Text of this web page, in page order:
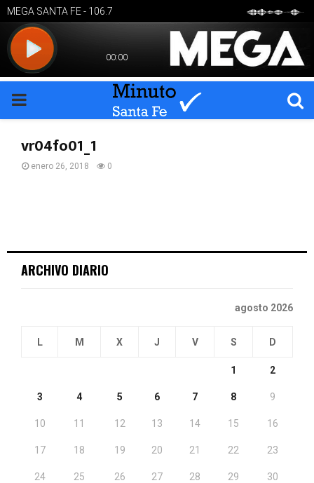
PRIMARY
MENU
vr04fo01_1
enero 26, 2018 0
ARCHIVO DIARIO
agosto 2026
L M X J V S D
1 2
3 4 5 6 7 8 9
10 11 12 13 14 15 16
17 18 19 20 21 22 23
24 25 26 27 28 29 30